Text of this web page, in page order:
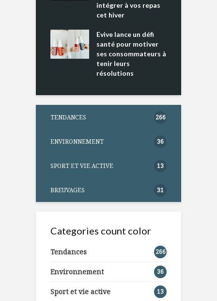
intégrer à vos repas
cet hiver
Evive lance un défi
santé pour motiver
ses consommateurs à
tenir leurs
résolutions
TENDANCES 266
ENVIRONNEMENT 36
SPORT ET VIE ACTIVE 13
BREUVAGES 31
Categories count color
Tendances 266
Environnement 36
Sport et vie active 13